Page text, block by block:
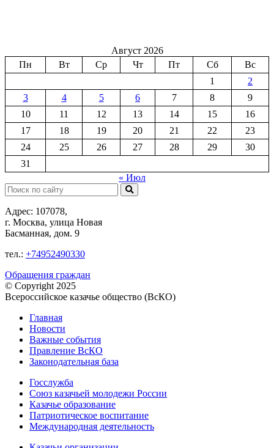
Август 2026
Пн
Вт Ср Чт Пт Сб
Вс
1
2
3
4 5 6 7 8
9
10
11 12 13 14 15
16
17
18 19 20 21 22
23
24
25 26 27 28 29
30
31
« Июл
Поиск:
Адрес: 107078,
г. Москва, улица Новая
Басманная, дом. 9
тел.: +74952490330
Обращения граждан
© Copyright 2025
Всероссийское казачье общество (ВсКО)
Главная
Новости
Важные события
Правление ВсКО
Законодательная база
Госслужба
Союз казачьей молодежи России
Казачье образование
Патриотическое воспитание
Международная деятельность